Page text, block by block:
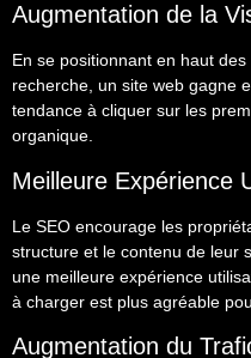
Augmentation de la
En se positionnant en haut
recherche, un site web gagne
tendance à cliquer sur les
organique.
Meilleure Expérience
Le SEO encourage les
structure et le contenu de leur
une meilleure expérience
à charger est plus agréable
Augmentation du